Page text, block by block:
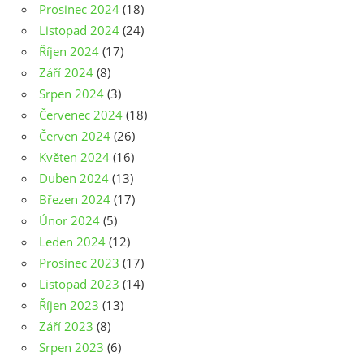
Prosinec 2024 (18)
Listopad 2024 (24)
Říjen 2024 (17)
Září 2024 (8)
Srpen 2024 (3)
Červenec 2024 (18)
Červen 2024 (26)
Květen 2024 (16)
Duben 2024 (13)
Březen 2024 (17)
Únor 2024 (5)
Leden 2024 (12)
Prosinec 2023 (17)
Listopad 2023 (14)
Říjen 2023 (13)
Září 2023 (8)
Srpen 2023 (6)